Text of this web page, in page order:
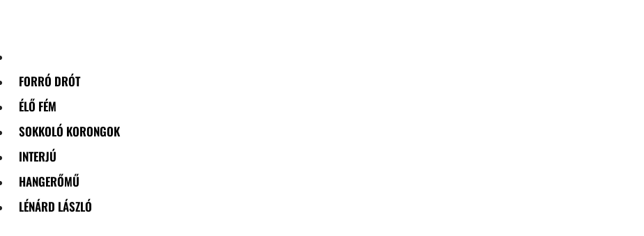
FORRÓ DRÓT
ÉLŐ FÉM
SOKKOLÓ KORONGOK
INTERJÚ
HANGERŐMŰ
LÉNÁRD LÁSZLÓ